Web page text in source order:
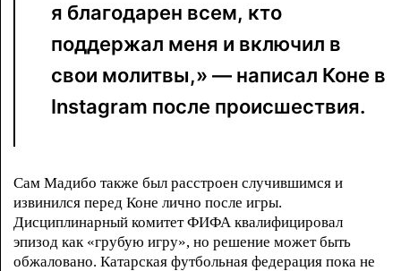
я благодарен всем, кто
поддержал меня и включил в
свои молитвы,» — написал Коне в
Instagram после происшествия.
Сам Мадибо также был расстроен случившимся и
извинился перед Коне лично после игры.
Дисциплинарный комитет ФИФА квалифицировал
эпизод как «грубую игру», но решение может быть
обжаловано. Катарская футбольная федерация пока не